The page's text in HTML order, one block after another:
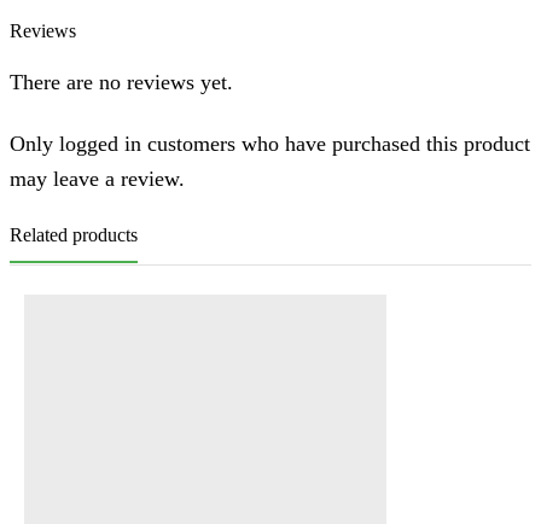
Reviews
There are no reviews yet.
Only logged in customers who have purchased this product
may leave a review.
Related products